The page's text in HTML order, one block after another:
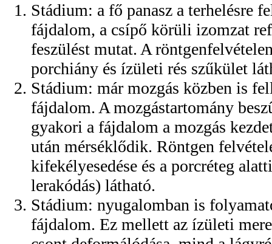
Stádium: a fő panasz a terhelésre
fájdalom, a csípő körüli izomzat
feszülést mutat. A
porchiány és ízületi rés szűkület
Stádium: már mozgás közben is
fájdalom. A mozgástartomány
gyakori a fájdalom a mozgás
után mérséklődik. Röntgen
kifekélyesedése és a porcréteg
lerakódás) látható.
Stádium: nyugalomban is
fájdalom. Ez mellett az ízületi